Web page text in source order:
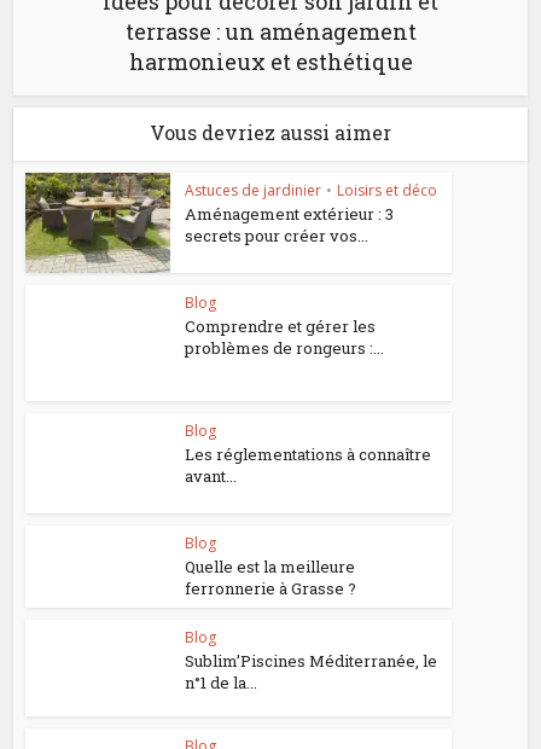
terrasse : un aménagement
harmonieux et esthétique
Vous devriez aussi aimer
Astuces de jardinier • Loisirs et déco
Aménagement extérieur : 3
secrets pour créer vos...
Blog
Comprendre et gérer les
problèmes de rongeurs :...
Blog
Les réglementations à connaître
avant...
Blog
Quelle est la meilleure
ferronnerie à Grasse ?
Blog
Sublim’Piscines Méditerranée, le
n°1 de la...